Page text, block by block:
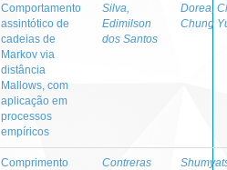
Comportamento
assintótico de
cadeias de
Markov via
distância
Mallows, com
aplicação em
processos
empíricos
Silva,
Edimilson
dos Santos
Dorea,
Chung
Comprimento
Contreras